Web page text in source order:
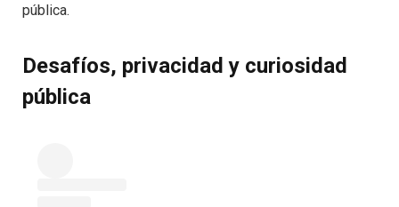
pública.
Desafíos, privacidad y curiosidad
pública